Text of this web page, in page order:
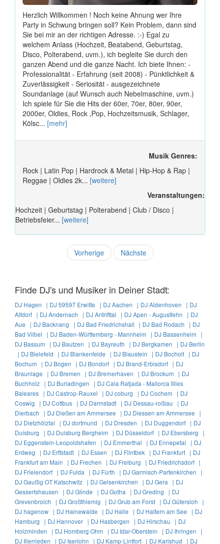
Herzlich Willkommen ! Noch keine Ahnung wer Ihre
Party in Schwung bringen soll? Kein Problem, dann sind
Sie bei mir an der richtigen Adresse. :-) Egal zu
welchem Anlass (Hochzeit, Beatabend, Geburtstag,
Disco, Polterabend, uvm.), ich begleite Sie durch den
ganzen Abend und die ganze Nacht. Ich biete Ihnen: -
Professionalität - Erfahrung (seit 2008) - Pünktlichkeit &
Zuverlässigkeit - Seriosität - ausgezeichnete
Soundanlage (auf Wunsch auch Nebelmaschine, uvm.)
Ich spiele für Sie die Hits der 60er, 70er, 80er, 90er,
2000er, Oldies, Rock ,Pop, Hochzeitsmusik, Schlager,
Kölsc... [mehr]
Musik Genres:
Rock | Latin Pop | Hardrock & Metal | Hip-Hop & Rap |
Reggae | Oldies 2k... [weitere]
Veranstaltungen:
Hochzeit | Geburtstag | Polterabend | Club / Disco |
Betriebsfeier... [weitere]
Vorherige Nächste
Finde DJ's und Musiker in Deiner Stadt:
DJ Hagen | DJ 59597 Erwitte | DJ Aachen | DJ Aldenhoven | DJ
Alfdorf | DJ Andernach | DJ Antrifttal | DJ Apen - Augustfehn | DJ
Aue | DJ Backnang | DJ Bad Friedrichshall | DJ Bad Rodach | DJ
Bad Vilbel | DJ Baden-Württemberg - Mannheim | DJ Bassenheim |
DJ Bassum | DJ Bautzen | DJ Bayreuth | DJ Bergkamen | DJ Berlin
| DJ Bielefeld | DJ Blankenfelde | DJ Blaustein | DJ Bocholt | DJ
Bochum | DJ Bogen | DJ Bondorf | DJ Brand-Erbisdorf | DJ
Braunlage | DJ Bremen | DJ Bremerhaven | DJ Brockum | DJ
Buchholz | DJ Burladingen | DJ Cala Ratjada - Mallorca Illles
Baleares | DJ Castrop-Rauxel | DJ coburg | DJ Cochem | DJ
Coswig | DJ Cottbus | DJ Darmstadt | DJ Dessau-roßlau | DJ
Dierbach | DJ Dießen am Ammersee | DJ Diessen am Ammersee |
DJ Dietzhölztal | DJ dortmund | DJ Dresden | DJ Duggendorf | DJ
Duisburg | DJ Duisburg Bergheim | DJ Düsseldorf | DJ Ebersberg |
DJ Eggenstein-Leopoldshafen | DJ Emmerthal | DJ Ennepetal | DJ
Erdweg | DJ Erftstadt | DJ Essen | DJ Flintbek | DJ Frankfurt | DJ
Frankfurt am Main | DJ Frechen | DJ Freiburg | DJ Friedrichsdorf |
DJ Frielendorf | DJ Fulda | DJ Fürth | DJ Garmisch-Partenkirchen |
DJ Gaußig OT Katschwitz | DJ Gelsenkirchen | DJ Gera | DJ
Gessertshausen | DJ Glinde | DJ Gotha | DJ Greding | DJ
Grevenbroich | DJ Großthiemig | DJ Grub am Forst | DJ Gütersloh |
DJ hagenow | DJ Hainewalde | DJ Halle | DJ Haltern am See | DJ
Hamburg | DJ Hannover | DJ Hasbergen | DJ Hirschau | DJ
Holzminden | DJ Homberg Ohm | DJ Idar-Oberstein | DJ Ihringen |
DJ Illerrieden | DJ Iserlohn | DJ Kamp-Lintfort | DJ Karlshud | DJ